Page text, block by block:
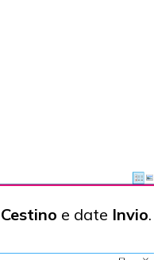
Cestino e date Invio.